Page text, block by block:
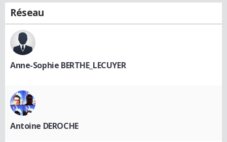
Réseau
Anne-Sophie BERTHE_LECUYER
Antoine DEROCHE